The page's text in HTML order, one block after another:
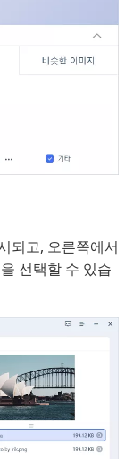
되고, 오른쪽에서
선택할 수 있습